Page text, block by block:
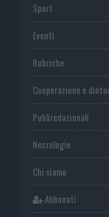
Sport
Eventi
Rubriche
Cooperazione e
Publiredazionali
Necrologie
Chi siamo
Abbonati